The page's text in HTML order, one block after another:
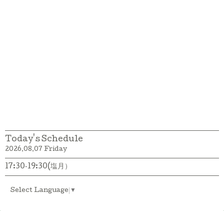
Today's Schedule
2026.08.07 Friday
17:30‐19:30(塩月）
Select Language ▼